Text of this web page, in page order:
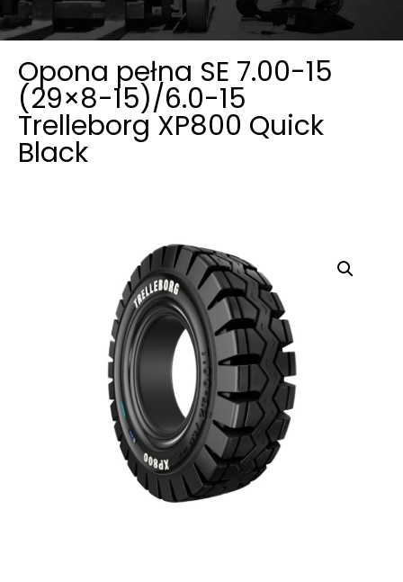
Opona pełna SE 7.00-15
(29×8-15)/6.0-15
Trelleborg XP800 Quick
Black